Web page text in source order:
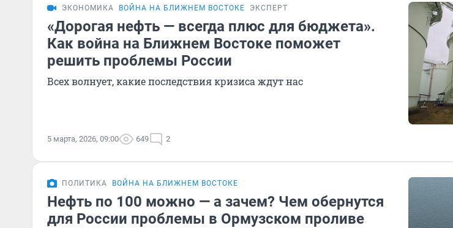
ЭКОНОМИКА ВОЙНА НА БЛИЖНЕМ ВОСТОКЕ ЭКСПЕРТ
«Дорогая нефть — всегда плюс для бюджета».
Как война на Ближнем Востоке поможет
решить проблемы России
Всех волнует, какие последствия кризиса ждут нас
5 марта, 2026, 09:00 649 2
ПОЛИТИКА ВОЙНА НА БЛИЖНЕМ ВОСТОКЕ
Нефть по 100 можно — а зачем? Чем обернутся
для России проблемы в Ормузском проливе